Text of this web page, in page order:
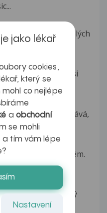
bral jsem necelých
něco zeptat. Už asi
Občas se mi stává,
řešit tento problém.
vidím nějaký
jako lékař
cookies,
který se
co nejlépe
a obchodní
se mohli
a tím vám lépe
Nastavení